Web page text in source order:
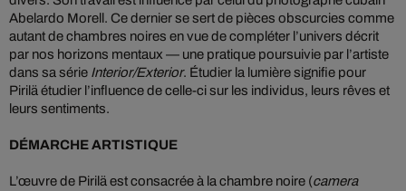
Abelardo Morell. Ce dernier se sert de pièces obscurcies comme
autant de chambres noires en vue de compléter l’univers décrit
par nos horizons mentaux — une pratique poursuivie par l’artiste
dans sa série Interior/Exterior. Étudier la lumière signifie pour
Pirilä étudier l’influence de celle-ci sur les individus, leurs rêves et
leurs sentiments.
DÉMARCHE ARTISTIQUE
L’œuvre de Pirilä est consacrée à la chambre noire (camera